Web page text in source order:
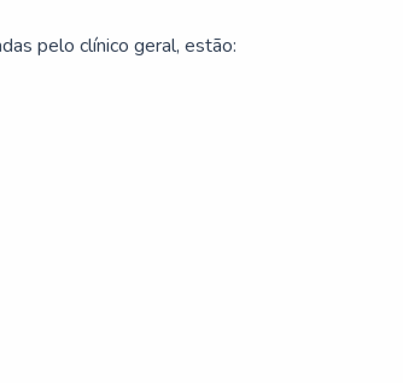
pelo clínico geral, estão: